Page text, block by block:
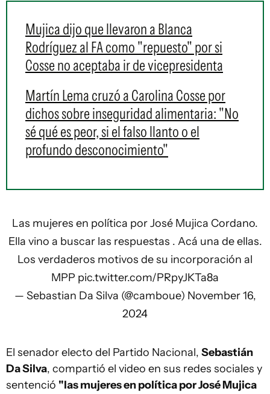
Mujica dijo que llevaron a Blanca
Rodríguez al FA como "repuesto" por si
Cosse no aceptaba ir de vicepresidenta
Martín Lema cruzó a Carolina Cosse por
dichos sobre inseguridad alimentaria: "No
sé qué es peor, si el falso llanto o el
profundo desconocimiento"
Las mujeres en política por José Mujica Cordano.
Ella vino a buscar las respuestas . Acá una de ellas.
Los verdaderos motivos de su incorporación al
MPP pic.twitter.com/PRpyJKTa8a
— Sebastian Da Silva (@camboue) November 16,
2024
El senador electo del Partido Nacional, Sebastián
Da Silva, compartió el video en sus redes sociales y
sentenció "las mujeres en política por José Mujica